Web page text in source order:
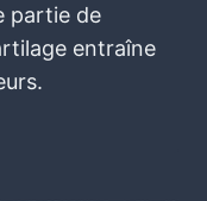
partie de
entraîne